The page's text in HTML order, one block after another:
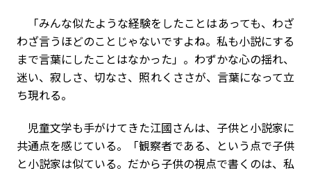
「みんな似たような経験をしたことはあっても、わざ
わざ言うほどのことじゃないですよね。私も小説にする
まで言葉にしたことはなかった」。わずかな心の揺れ、
迷い、寂しさ、切なさ、照れくささが、言葉になって立
ち現れる。
児童文学も手がけてきた江國さんは、子供と小説家に
共通点を感じている。「観察者である、という点で子供
と小説家は似ている。だから子供の視点で書くのは、私